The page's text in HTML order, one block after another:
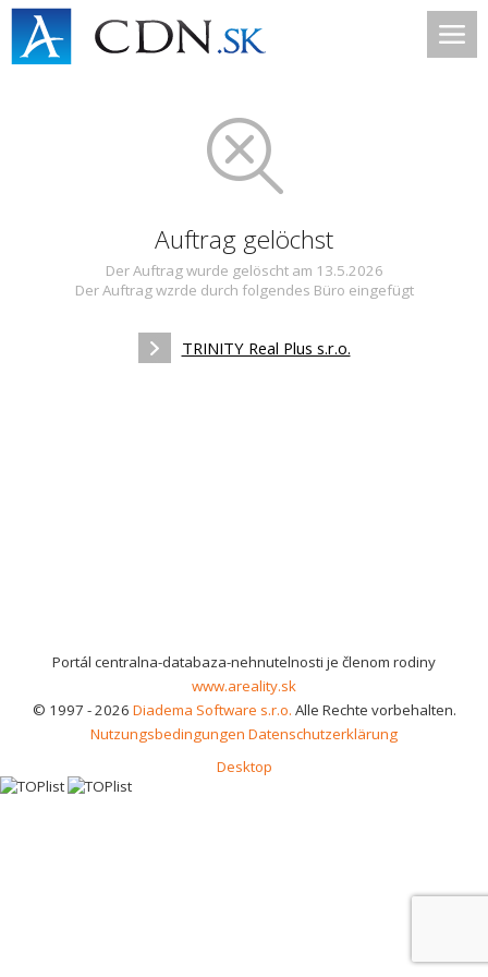
Auftrag gelöchst
Der Auftrag wurde gelöscht am 13.5.2026
Der Auftrag wzrde durch folgendes Büro eingefügt
TRINITY Real Plus s.r.o.
Portál centralna-databaza-nehnutelnosti je členom rodiny
www.areality.sk
© 1997 - 2026 Diadema Software s.r.o. Alle Rechte vorbehalten.
Nutzungsbedingungen Datenschutzerklärung
Desktop